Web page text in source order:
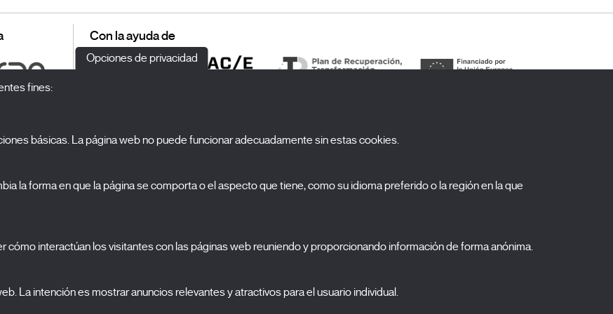
Con la ayuda de
Edición 2027
X Films
FAQs
Nombre
Selecciona una categoría
0 listas seleccionadas
Opciones de privacidad
fines:
básicas. La página web no puede funcionar adecuadamente sin estas cookies.
la forma en que la página se comporta o el aspecto que tiene, como su idioma preferido o la región en la que
interactúan los visitantes con las páginas web reuniendo y proporcionando información de forma anónima.
La intención es mostrar anuncios relevantes y atractivos para el usuario individual.